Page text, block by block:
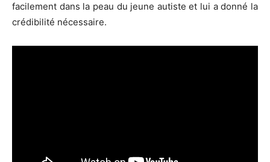
facilement dans la peau du jeune autiste et lui a donné la
crédibilité nécessaire.